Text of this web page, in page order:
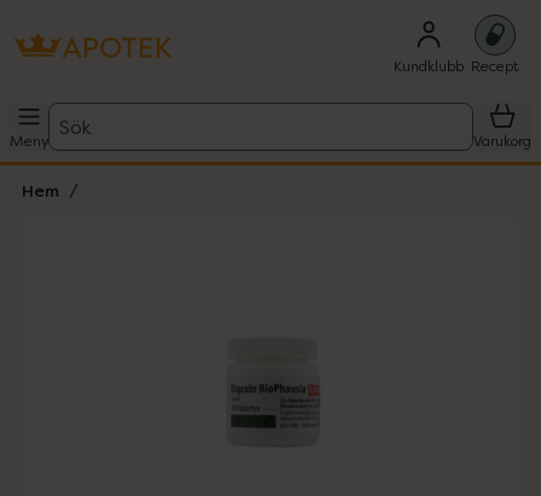
Kundklubb Recept
Meny
Sök
Varukorg
Hem